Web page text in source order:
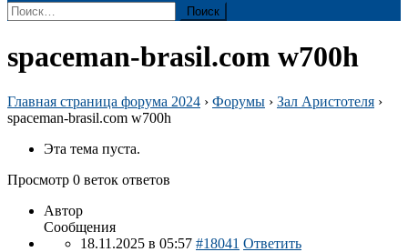
Найти:
spaceman-brasil.com w700h
Главная страница форума 2024 › Форумы › Зал Аристотеля ›
spaceman-brasil.com w700h
Эта тема пуста.
Просмотр 0 веток ответов
Автор
Сообщения
18.11.2025 в 05:57 #18041 Ответить